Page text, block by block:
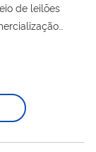
de leilões
do mínimo,
Mínimos
a participarem
dispuserem a
suas